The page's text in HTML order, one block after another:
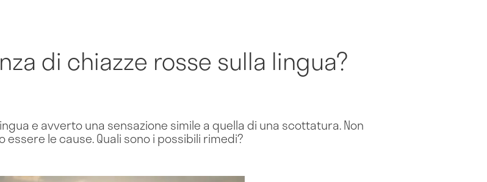
di chiazze rosse sulla lingua?
e avverto una sensazione simile a quella di una scottatura. Non
le cause. Quali sono i possibili rimedi?